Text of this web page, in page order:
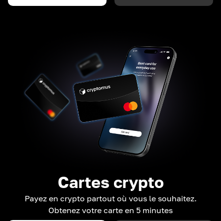
Cartes crypto
Payez en crypto partout où vous le souhaitez.
Obtenez votre carte en 5 minutes